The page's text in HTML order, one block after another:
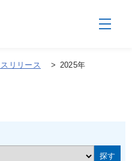
リリース > 2025年